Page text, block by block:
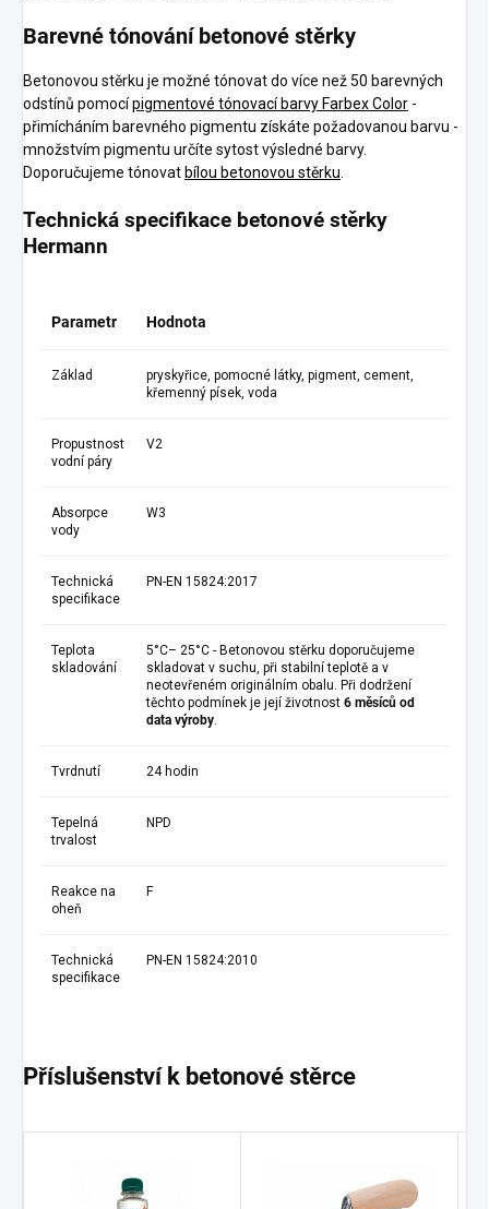
Barevné tónování betonové stěrky
Betonovou stěrku je možné tónovat do více než 50 barevných
odstínů pomocípigmentové tónovací barvy Farbex Color -
přimícháním barevného pigmentu získáte požadovanou barvu -
množstvím pigmentu určíte sytost výsledné barvy.
Doporučujeme tónovatbílou betonovou stěrku
Technická specifikace betonové stěrky
Hermann
Parametr Hodnota
Základ
pryskyřice, pomocné látky, pigment, cement,
křemenný písek, voda
Propustnost
vodní páry
V2
Absorpce
vody
W3
Technická
specifikace
PN-EN 15824:2017
Teplota
skladování
5°C– 25°C - Betonovou stěrku doporučujeme
skladovat v suchu, při stabilní teplotě a v
neotevřeném originálním obalu. Při dodržení
těchto podmínek je její životnost 6 měsíců od
data výroby
Tvrdnutí 24 hodin
Tepelná
trvalost
NPD
Reakce na
oheň
F
Technická
specifikace
PN-EN 15824:2010
Příslušenství k betonové stěrce